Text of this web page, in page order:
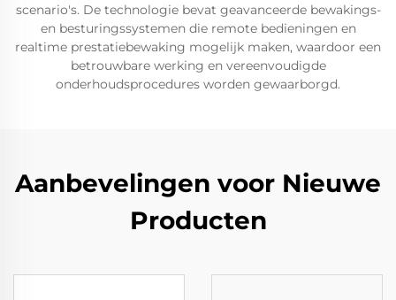
scenario's. De technologie bevat geavanceerde bewakings-
en besturingssystemen die remote bedieningen en
realtime prestatiebewaking mogelijk maken, waardoor een
betrouwbare werking en vereenvoudigde
onderhoudsprocedures worden gewaarborgd.
Aanbevelingen voor Nieuwe
Producten